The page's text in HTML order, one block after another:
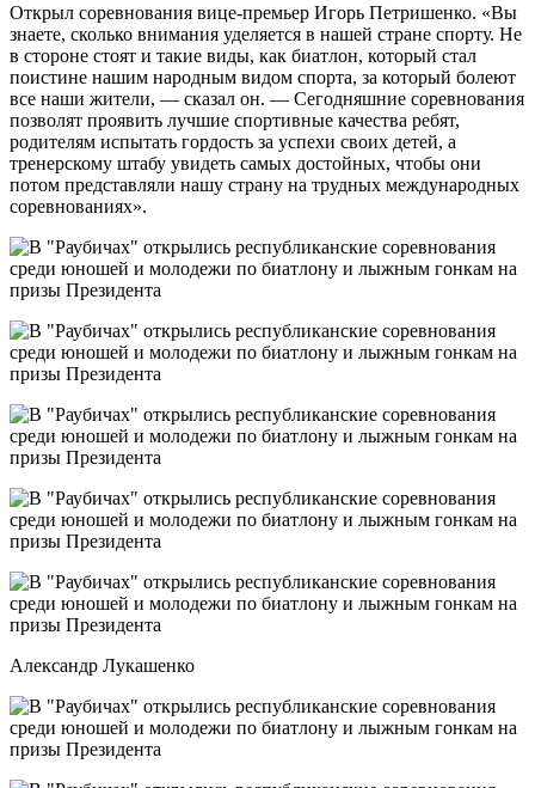
Открыл соревнования вице-премьер Игорь Петришенко. «Вы
знаете, сколько внимания уделяется в нашей стране спорту. Не
в стороне стоят и такие виды, как биатлон, который стал
поистине нашим народным видом спорта, за который болеют
все наши жители, — сказал он. — Сегодняшние соревнования
позволят проявить лучшие спортивные качества ребят,
родителям испытать гордость за успехи своих детей, а
тренерскому штабу увидеть самых достойных, чтобы они
потом представляли нашу страну на трудных международных
соревнованиях».
Александр Лукашенко